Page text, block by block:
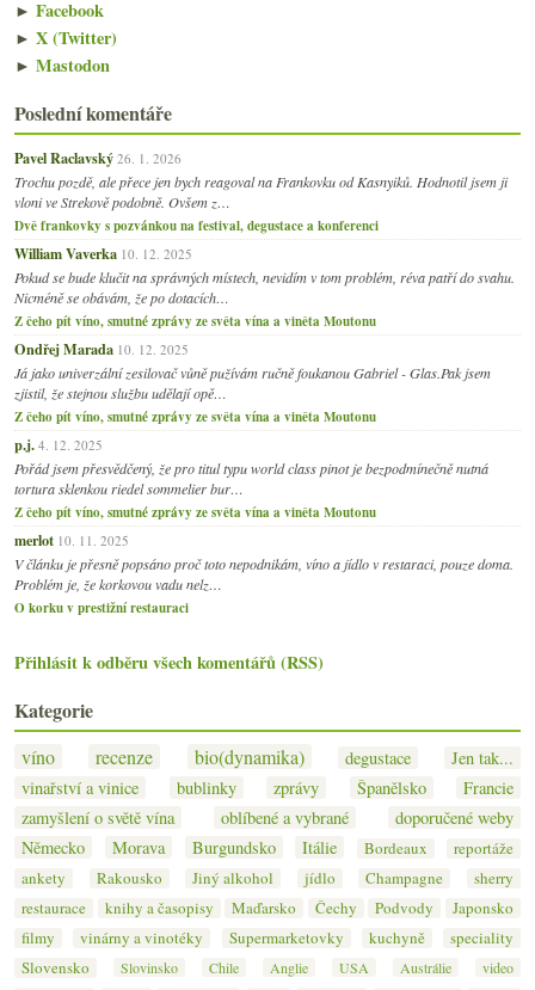
► Facebook
► X (Twitter)
► Mastodon
Poslední komentáře
Pavel Raclavský 26. 1. 2026
Trochu pozdě, ale přece jen bych reagoval na Frankovku od Kasnyiků. Hodnotil jsem ji
vloni ve Strekově podobně. Ovšem z…
Dvě frankovky s pozvánkou na festival, degustace a konferenci
William Vaverka 10. 12. 2025
Pokud se bude klučit na správných místech, nevidím v tom problém, réva patří do svahu.
Nicméně se obávám, že po dotacích…
Z čeho pít víno, smutné zprávy ze světa vína a viněta Moutonu
Ondřej Marada 10. 12. 2025
Já jako univerzální zesilovač vůně pužívám ručně foukanou Gabriel - Glas.Pak jsem
zjistil, že stejnou službu udělají opě…
Z čeho pít víno, smutné zprávy ze světa vína a viněta Moutonu
p.j. 4. 12. 2025
Pořád jsem přesvědčený, že pro titul typu world class pinot je bezpodmínečně nutná
tortura sklenkou riedel sommelier bur…
Z čeho pít víno, smutné zprávy ze světa vína a viněta Moutonu
merlot 10. 11. 2025
V článku je přesně popsáno proč toto nepodnikám, víno a jídlo v restaraci, pouze doma.
Problém je, že korkovou vadu nelz…
O korku v prestižní restauraci
Přihlásit k odběru všech komentářů (RSS)
Kategorie
víno recenze bio(dynamika) degustace
Jen tak...
vinařství a vinice
bublinky zprávy Španělsko
Francie
zamyšlení o světě vína
oblíbené a vybrané
doporučené weby
Německo
Morava Burgundsko Itálie Bordeaux
reportáže
ankety
Rakousko Jiný alkohol jídlo Champagne
sherry
restaurace
knihy a časopisy Maďarsko Čechy Podvody
Japonsko
filmy
vinárny a vinotéky Supermarketovky kuchyně
speciality
Slovensko
Slovinsko Chile Anglie USA Austrálie
video